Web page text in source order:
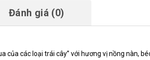
Đánh giá (0)
của các loại trái cây” với hương vị nồng nàn,